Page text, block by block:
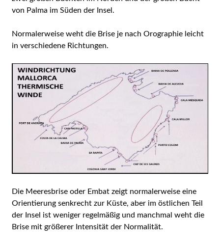
von Palma im Süden der Insel.
Normalerweise weht die Brise je nach Orographie leicht
in verschiedene Richtungen.
Die Meeresbrise oder Embat zeigt normalerweise eine
Orientierung senkrecht zur Küste, aber im östlichen Teil
der Insel ist weniger regelmäßig und manchmal weht die
Brise mit größerer Intensität der Normalität.